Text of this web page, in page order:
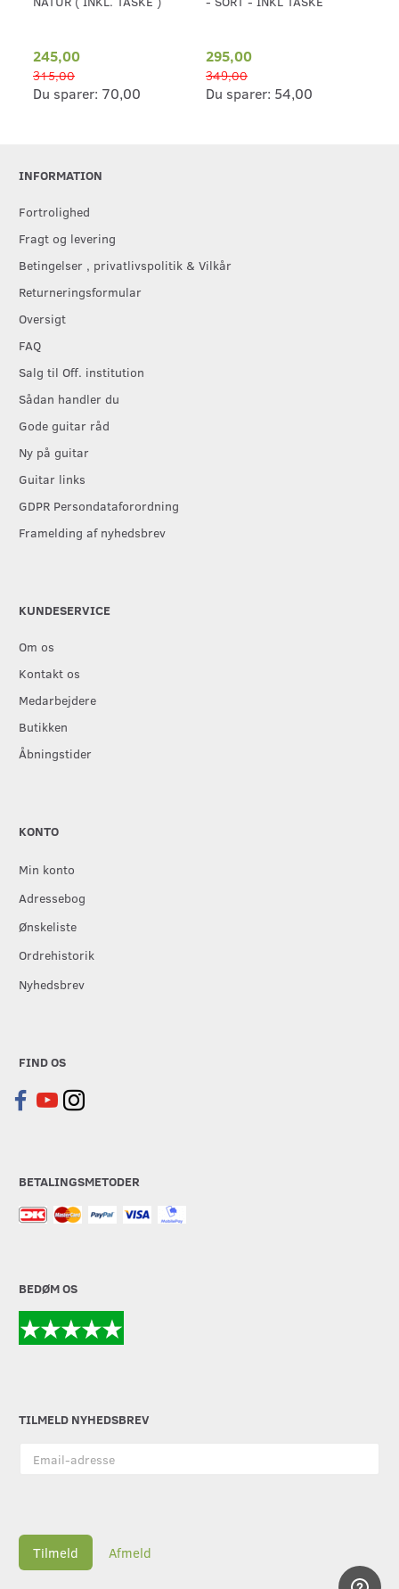
245,00
315,00
Du sparer: 70,00
295,00
349,00
Du sparer: 54,00
INFORMATION
Fortrolighed
Fragt og levering
Betingelser , privatlivspolitik & Vilkår
Returneringsformular
Oversigt
FAQ
Salg til Off. institution
Sådan handler du
Gode guitar råd
Ny på guitar
Guitar links
GDPR Persondataforordning
Framelding af nyhedsbrev
KUNDESERVICE
Om os
Kontakt os
Medarbejdere
Butikken
Åbningstider
KONTO
Min konto
Adressebog
Ønskeliste
Ordrehistorik
Nyhedsbrev
FIND OS
BETALINGSMETODER
BEDØM OS
TILMELD NYHEDSBREV
adresse
Tilmeld Afmeld